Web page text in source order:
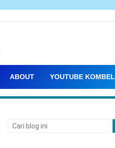
ABOUT YOUTUBE KOMBEL